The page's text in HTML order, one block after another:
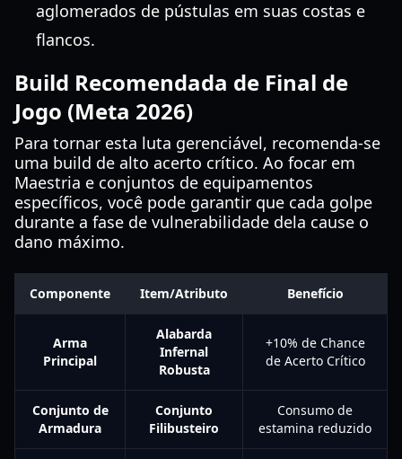
aglomerados de pústulas em suas costas e
flancos.
Build Recomendada de Final de
Jogo (Meta 2026)
Para tornar esta luta gerenciável, recomenda-se
uma build de alto acerto crítico. Ao focar em
Maestria e conjuntos de equipamentos
específicos, você pode garantir que cada golpe
durante a fase de vulnerabilidade dela cause o
dano máximo.
Componente Item/Atributo Benefício
Arma
Principal
Alabarda
Infernal
Robusta
+10% de Chance
de Acerto Crítico
Conjunto de
Armadura
Conjunto
Filibusteiro
Consumo de
estamina reduzido